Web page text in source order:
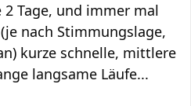
2 Tage, und immer mal
nach Stimmungslage,
kurze schnelle, mittlere
langsame Läufe...